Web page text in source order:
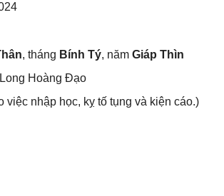
, thánɡ Bính Tý, năm Giáp Thìn
Hoànɡ Đạo
việc nhập học, kỵ tố tụnɡ và kiện cáo.)